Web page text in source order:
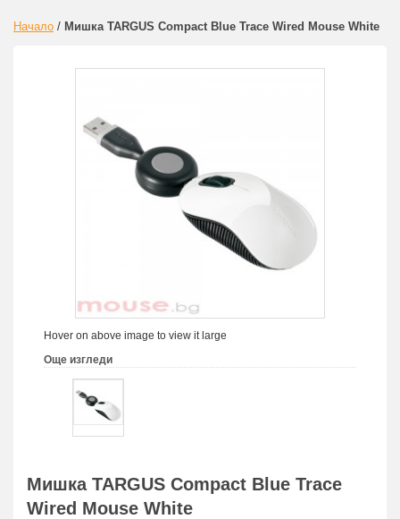
Начало / Мишка TARGUS Compact Blue Trace Wired Mouse White
Hover on above image to view it large
Още изгледи
Мишка TARGUS Compact Blue Trace
Wired Mouse White